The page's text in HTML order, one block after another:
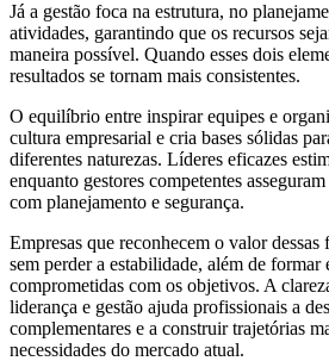
Já a gestão foca na estrutura, no
atividades, garantindo que os recursos
maneira possível. Quando esses dois
resultados se tornam mais consistentes.
O equilíbrio entre inspirar equipes e
cultura empresarial e cria bases sólidas
diferentes naturezas. Líderes eficazes
enquanto gestores competentes
com planejamento e segurança.
Empresas que reconhecem o valor
sem perder a estabilidade, além de formar
comprometidas com os objetivos. A
liderança e gestão ajuda profissionais a
complementares e a construir trajetórias
necessidades do mercado atual.